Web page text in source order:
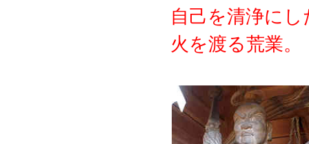
自己を清浄に
火を渡る荒業。